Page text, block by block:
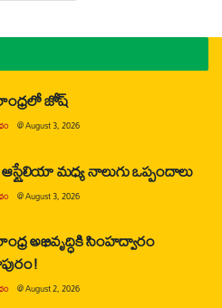
జోష్
@August 3, 2026
మధ్య నాలుగు ఒప్పందాలు
@August 3, 2026
అభివృద్ధికి సింహద్వారం
@August 2, 2026